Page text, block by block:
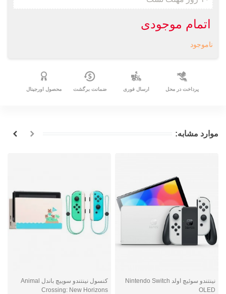
اتمام موجودی
ناموجود
پرداخت در محل ارسال فوری ضمانت برگشت محصول اورجینال
موارد مشابه:
نینتندو سوئيچ اولد Nintendo Switch
OLED
کنسول نینتندو سوییچ باندل Animal
Crossing: New Horizons